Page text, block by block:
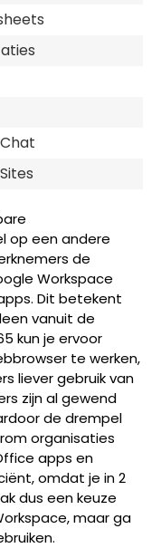
op een andere
de
Workspace
Dit betekent
vanuit de
kun je ervoor
te werken,
liever gebruik van
zijn al gewend
de drempel
organisaties
apps en
omdat je in 2
dus een keuze
maar ga